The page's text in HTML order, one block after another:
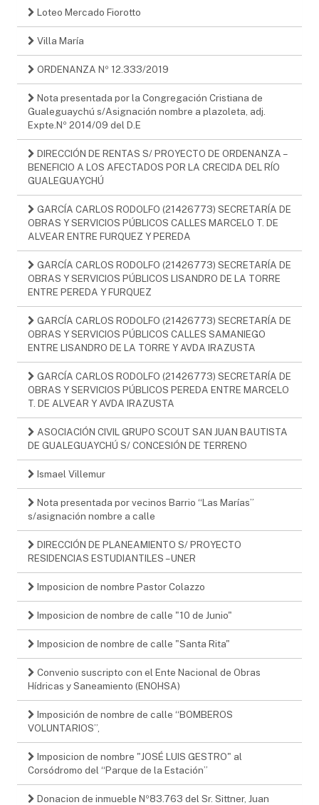
Loteo Mercado Fiorotto
Villa María
ORDENANZA Nº 12.333/2019
Nota presentada por la Congregación Cristiana de
Gualeguaychú s/Asignación nombre a plazoleta, adj.
Expte.Nº 2014/09 del D.E
DIRECCIÓN DE RENTAS S/ PROYECTO DE ORDENANZA –
BENEFICIO A LOS AFECTADOS POR LA CRECIDA DEL RÍO
GUALEGUAYCHÚ
GARCÍA CARLOS RODOLFO (21426773) SECRETARÍA DE
OBRAS Y SERVICIOS PÚBLICOS CALLES MARCELO T. DE
ALVEAR ENTRE FURQUEZ Y PEREDA
GARCÍA CARLOS RODOLFO (21426773) SECRETARÍA DE
OBRAS Y SERVICIOS PÚBLICOS LISANDRO DE LA TORRE
ENTRE PEREDA Y FURQUEZ
GARCÍA CARLOS RODOLFO (21426773) SECRETARÍA DE
OBRAS Y SERVICIOS PÚBLICOS CALLES SAMANIEGO
ENTRE LISANDRO DE LA TORRE Y AVDA IRAZUSTA
GARCÍA CARLOS RODOLFO (21426773) SECRETARÍA DE
OBRAS Y SERVICIOS PÚBLICOS PEREDA ENTRE MARCELO
T. DE ALVEAR Y AVDA IRAZUSTA
ASOCIACIÓN CIVIL GRUPO SCOUT SAN JUAN BAUTISTA
DE GUALEGUAYCHÚ S/ CONCESIÓN DE TERRENO
Ismael Villemur
Nota presentada por vecinos Barrio “Las Marías”
s/asignación nombre a calle
DIRECCIÓN DE PLANEAMIENTO S/ PROYECTO
RESIDENCIAS ESTUDIANTILES – UNER
Imposicion de nombre Pastor Colazzo
Imposicion de nombre de calle "10 de Junio"
Imposicion de nombre de calle "Santa Rita"
Convenio suscripto con el Ente Nacional de Obras
Hídricas y Saneamiento (ENOHSA)
Imposición de nombre de calle “BOMBEROS
VOLUNTARIOS”,
Imposicion de nombre "JOSÉ LUIS GESTRO" al
Corsódromo del “Parque de la Estación”
Donacion de inmueble Nº83.763 del Sr. Sittner, Juan